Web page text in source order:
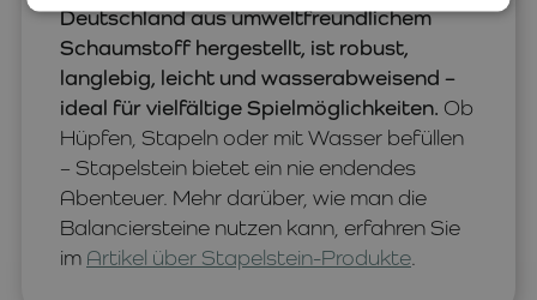
Deutschland aus umweltfreundlichem
Schaumstoff hergestellt, ist robust,
langlebig, leicht und wasserabweisend –
ideal für vielfältige Spielmöglichkeiten. Ob
Hüpfen, Stapeln oder mit Wasser befüllen
– Stapelstein bietet ein nie endendes
Abenteuer. Mehr darüber, wie man die
Balanciersteine nutzen kann, erfahren Sie
im Artikel über Stapelstein-Produkte